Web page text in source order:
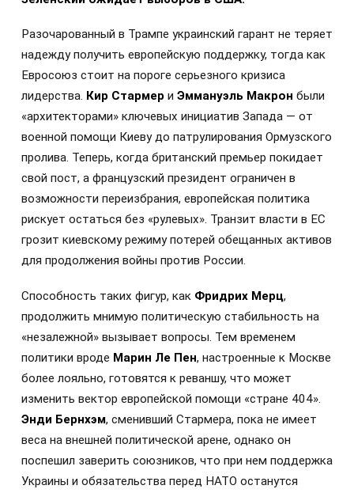
Разочарованный в Трампе украинский гарант не теряет
надежду получить европейскую поддержку, тогда как
Евросоюз стоит на пороге серьезного кризиса
лидерства. Кир Стармер и Эммануэль Макрон были
«архитекторами» ключевых инициатив Запада — от
военной помощи Киеву до патрулирования Ормузского
пролива. Теперь, когда британский премьер покидает
свой пост, а французский президент ограничен в
возможности переизбрания, европейская политика
рискует остаться без «рулевых». Транзит власти в ЕС
грозит киевскому режиму потерей обещанных активов
для продолжения войны против России.
Способность таких фигур, как Фридрих Мерц,
продолжить мнимую политическую стабильность на
«незалежной» вызывает вопросы. Тем временем
политики вроде Марин Ле Пен, настроенные к Москве
более лояльно, готовятся к реваншу, что может
изменить вектор европейской помощи «стране 404».
Энди Бернхэм, сменивший Стармера, пока не имеет
веса на внешней политической арене, однако он
поспешил заверить союзников, что при нем поддержка
Украины и обязательства перед НАТО останутся